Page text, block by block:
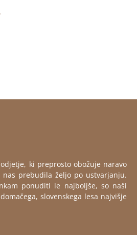
ki preprosto obožuje naravo
prebudila željo po ustvarjanju.
ponuditi le najboljše, so naši
slovenskega lesa najvišje